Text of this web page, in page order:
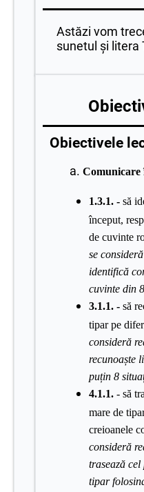
Astăzi vom
sunetul și litera
Obiectivele
Comunicare
1.3.1. - să
început,
de cuvinte
se
identifică
cuvinte din
3.1.1. - să
tipar pe
consideră
recunoaște
puțin 8
4.1.1. - să
mare de
creioanele
consideră
trasează
tipar